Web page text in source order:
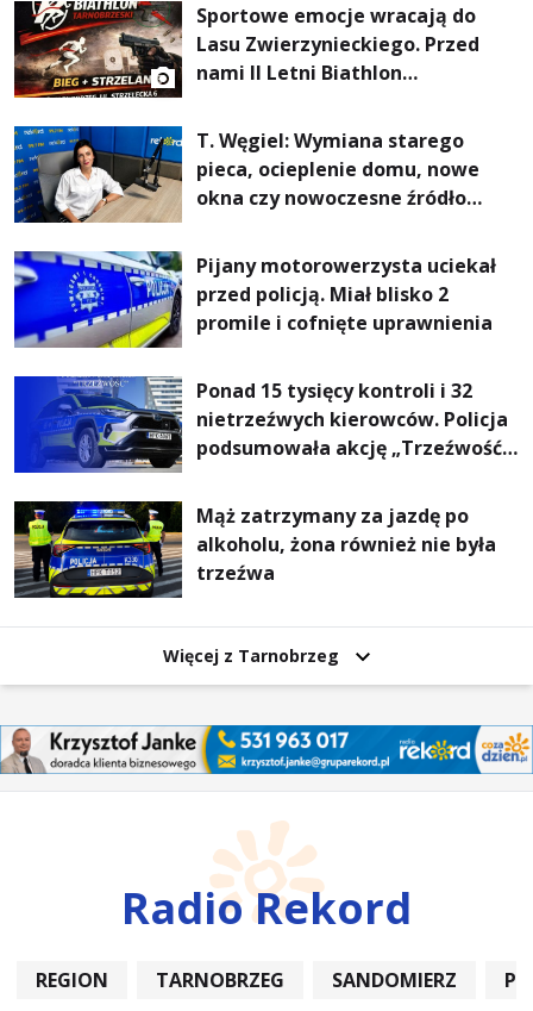
Sportowe emocje wracają do
Lasu Zwierzynieckiego. Przed
nami II Letni Biathlon
T. Węgiel: Wymiana starego
pieca, ocieplenie domu, nowe
okna czy nowoczesne źródło
rachunki za energię, lepszy
komfort życia i... czystsze
powietrze
Pijany motorowerzysta uciekał
przed policją. Miał blisko 2
promile i cofnięte uprawnienia
Ponad 15 tysięcy kontroli i 32
nietrzeźwych kierowców. Policja
podsumowała akcję „Trzeźwość”
Mąż zatrzymany za jazdę po
alkoholu, żona również nie była
trzeźwa
Więcej z Tarnobrzeg
Radio Rekord
REGION TARNOBRZEG SANDOMIERZ